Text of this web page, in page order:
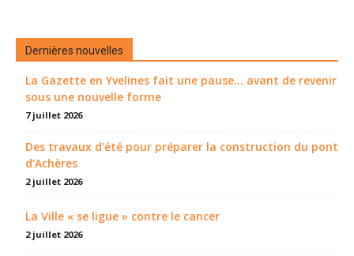
Dernières nouvelles
La Gazette en Yvelines fait une pause... avant de revenir
sous une nouvelle forme
7 juillet 2026
Des travaux d’été pour préparer la construction du pont
d’Achères
2 juillet 2026
La Ville « se ligue » contre le cancer
2 juillet 2026